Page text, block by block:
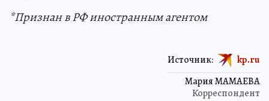
*Признан в РФ иностранным агентом
Мария МАМАЕВА
Корреспондент
Источник: kp.ru